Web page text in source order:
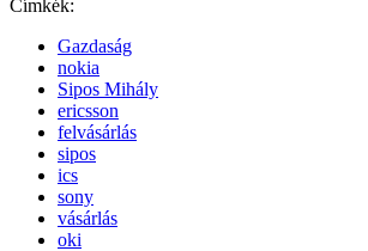
Címkék:
Gazdaság
nokia
Sipos Mihály
ericsson
felvásárlás
sipos
ics
sony
vásárlás
oki